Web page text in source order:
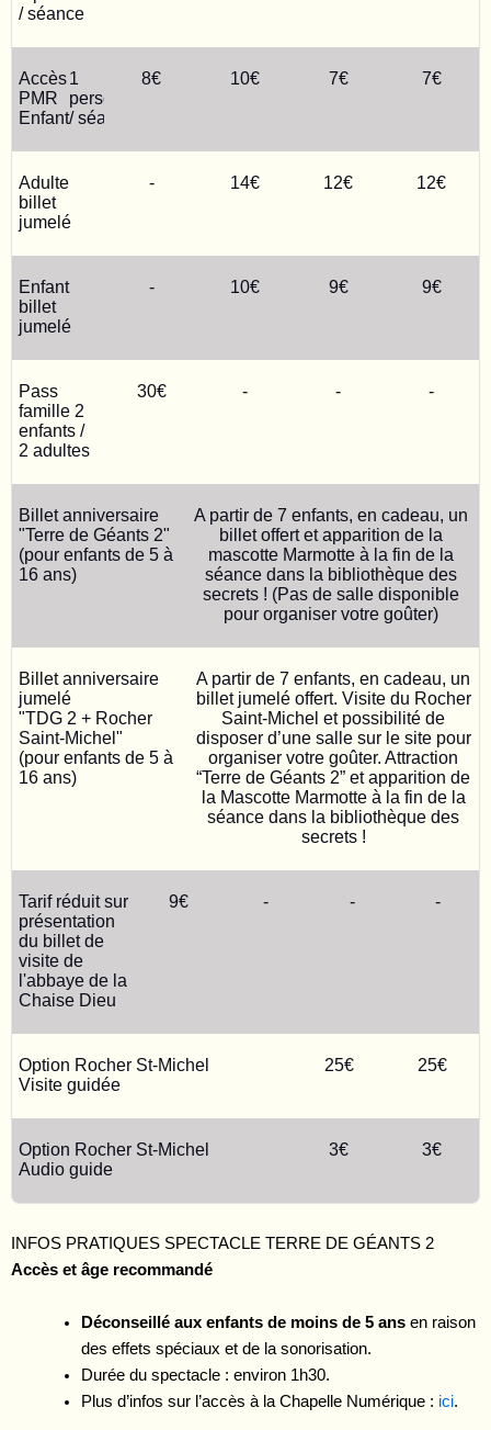
/ séance
Accès
PMR
Enfant
1
personne
/ séance
8€ 10€ 7€ 7€
Adulte
billet
jumelé
- 14€ 12€ 12€
Enfant
billet
jumelé
- 10€ 9€ 9€
Pass
famille 2
enfants /
2 adultes
30€ - - -
Billet anniversaire
"Terre de Géants 2"
(pour enfants de 5 à
16 ans)
A partir de 7 enfants, en cadeau, un
billet offert et apparition de la
mascotte Marmotte à la fin de la
séancedans la bibliothèque des
secrets ! (Pas de salle disponible
pour organiser votre goûter)
Billet anniversaire
jumelé
"TDG 2 + Rocher
Saint-Michel"
(pour enfants de 5 à
16 ans)
A partir de 7 enfants, en cadeau, un
billet jumelé offert. Visite du Rocher
Saint-Michel et possibilité de
disposer d’une salle sur le site pour
organiser votre goûter. Attraction
“Terre de Géants 2” et apparition de
la Mascotte Marmotte à la fin de la
séance dans la bibliothèque des
secrets !
Tarif réduit sur
présentation
du billet de
visite de
l'abbaye de la
Chaise Dieu
9€ - - -
Option Rocher St-Michel
Visite guidée
25€ 25€
Option Rocher St-Michel
Audio guide
3€ 3€
INFOS PRATIQUES SPECTACLE TERRE DE GÉANTS 2
Accès et âge recommandé
Déconseillé aux enfants de moins de 5 ansen raison
des effets spéciaux et de la sonorisation.
Durée du spectacle : environ 1h30.
Plus d’infos sur l’accès à la Chapelle Numérique : ici.